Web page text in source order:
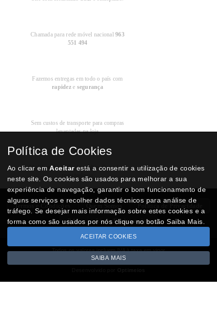
Chamada para rede móvel nacional963
551 494
Fazemos entregas em todo o país com
rapideze segurança
Sem custos de transporte para compras
levantadas na loja
Modos dePagamento
Multibanco, cartão de crédito, Paypal ou
transferência
Termos e Condições Politica de Privacidade
RAL Livro Reclamações
Todos os valores incluem IVA à taxa em vigor
Copyright © NUMISMATICAJA.com 2026
Política de Cookies
Ao clicar emAceitarestá a consentir a utilização de cookies
neste site. Os cookies são usados para melhorar a sua
experiência de navegação, garantir o bom funcionamento de
alguns serviços e recolher dados técnicos para análise de
tráfego. Se desejar mais informação sobre estes cookies e a
forma como são usados por nós clique no botão Saiba Mais.
ACEITAR COOKIES
SAIBA MAIS